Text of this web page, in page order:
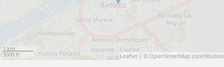
1 km
3000 ft
Leaflet | © OpenStreetMap contributors